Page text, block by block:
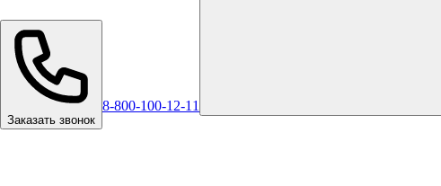
Заказать звонок
8-800-100-12-11